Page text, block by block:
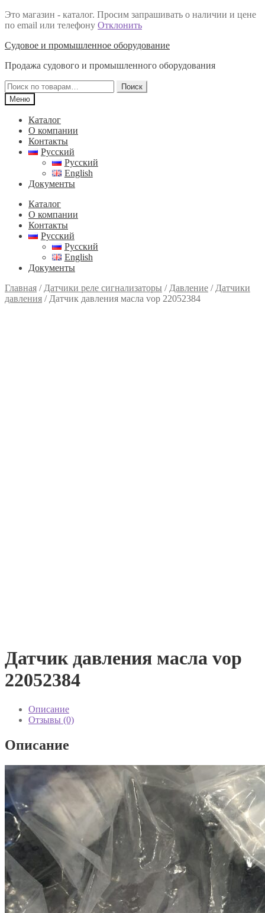
Это магазин - каталог. Просим запрашивать о наличии и цене
по email или телефону Отклонить
Перейти
навигации
Перейти
содержимому
Судовое и промышленное оборудование
Продажа судового и промышленного оборудования
Искать:
Поиск
Меню
Каталог
О компании
Контакты
Русский
Русский
English
Документы
Каталог
О компании
Контакты
Русский
Русский
English
Документы
Главная / Датчики реле сигнализаторы / Давление / Датчики
давления / Датчик давления масла vop 22052384
Датчик давления масла vop
22052384
Описание
Отзывы (0)
Описание